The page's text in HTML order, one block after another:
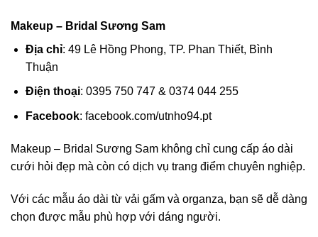
Makeup – Bridal Sương Sam
Địa chỉ: 49 Lê Hồng Phong, TP. Phan Thiết, Bình
Thuận
Điện thoại: 0395 750 747 & 0374 044 255
Facebook: facebook.com/utnho94.pt
Makeup – Bridal Sương Sam không chỉ cung cấp áo dài
cưới hỏi đẹp mà còn có dịch vụ trang điểm chuyên nghiệp.
Với các mẫu áo dài từ vải gấm và organza, bạn sẽ dễ dàng
chọn được mẫu phù hợp với dáng người.